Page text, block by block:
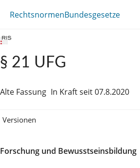
RechtsnormenBundesgesetze
§ 21 UFG
Alte Fassung In Kraft seit 07.8.2020
Versionen
Forschung und Bewusstseinsbildung